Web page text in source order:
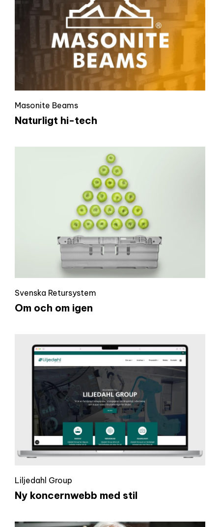
Masonite Beams
Naturligt hi-tech
Svenska Retursystem
Om och om igen
Liljedahl Group
Ny koncernwebb med stil